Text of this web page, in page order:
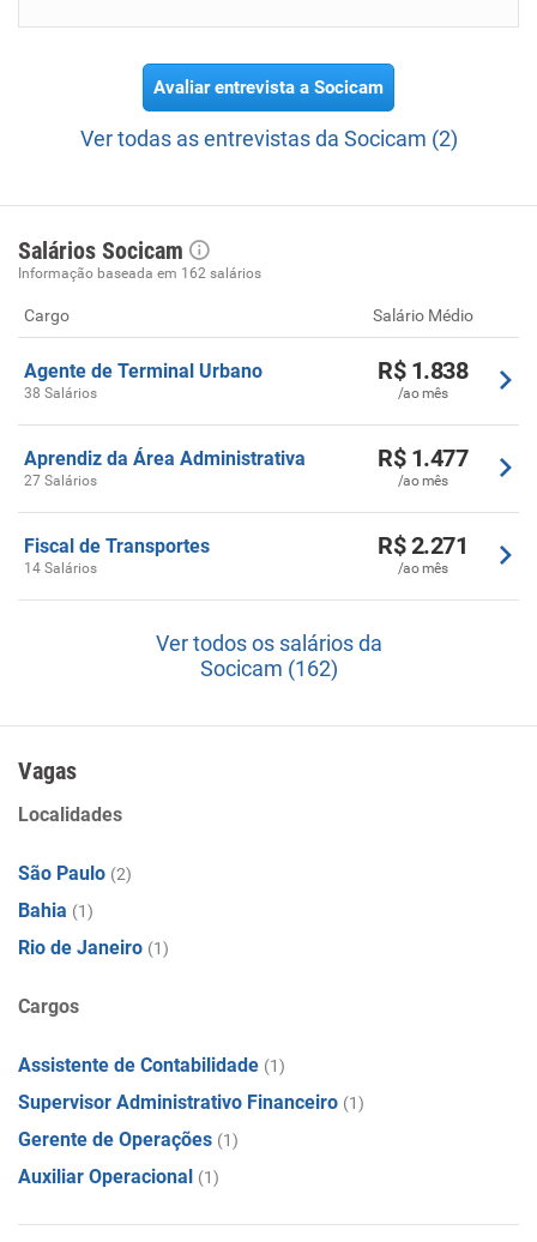
Avaliar entrevista a Socicam
Ver todas as entrevistas da Socicam (2)
Salários Socicam
Informação baseada em 162 salários
Cargo Salário Médio
Agente de Terminal Urbano
38 Salários
R$ 1.838
/ao mês
Aprendiz da Área Administrativa
27 Salários
R$ 1.477
/ao mês
Fiscal de Transportes
14 Salários
R$ 2.271
/ao mês
Ver todos os salários da
Socicam (162)
Vagas
Localidades
São Paulo (2)
Bahia (1)
Rio de Janeiro (1)
Cargos
Assistente de Contabilidade (1)
Supervisor Administrativo Financeiro (1)
Gerente de Operações (1)
Auxiliar Operacional (1)